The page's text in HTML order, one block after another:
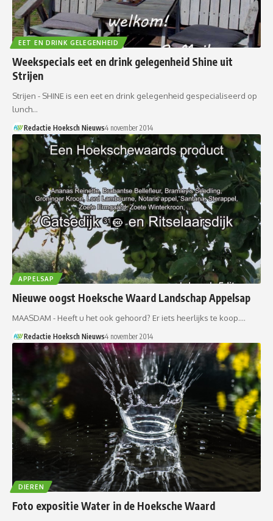
EET EN DRINK GELEGENHEID
Weekspecials eet en drink gelegenheid Shine uit
Strijen
Strijen - SHINE is een eet en drink gelegenheid gespecialiseerd op
lunch…
Redactie Hoeksch Nieuws4 november 2014
APPELSAP
Nieuwe oogst Hoeksche Waard Landschap Appelsap
MAASDAM - Heeft u het ook gehoord? Er iets heerlijks te koop.…
Redactie Hoeksch Nieuws4 november 2014
DIEREN
Foto expositie Water in de Hoeksche Waard